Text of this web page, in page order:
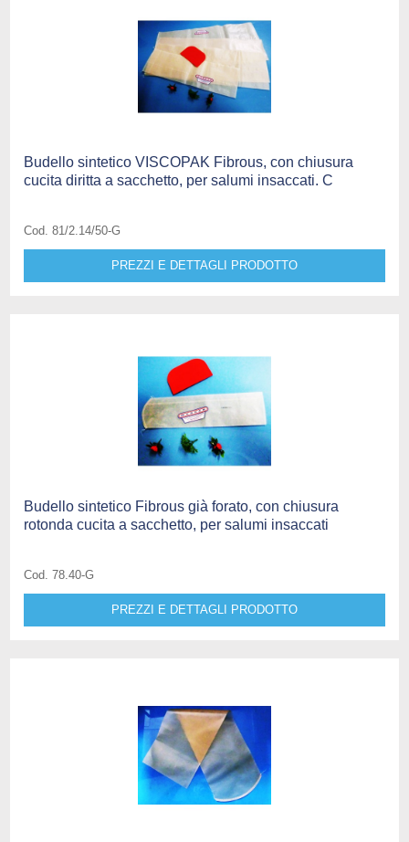
Budello sintetico VISCOPAK Fibrous, con chiusura
cucita diritta a sacchetto, per salumi insaccati. C
Cod. 81/2.14/50-G
PREZZI E DETTAGLI PRODOTTO
Budello sintetico Fibrous già forato, con chiusura
rotonda cucita a sacchetto, per salumi insaccati
Cod. 78.40-G
PREZZI E DETTAGLI PRODOTTO